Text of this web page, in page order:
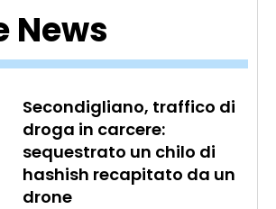
News
Secondigliano, traffico di
droga in carcere:
sequestrato un chilo di
hashish recapitato da un
drone